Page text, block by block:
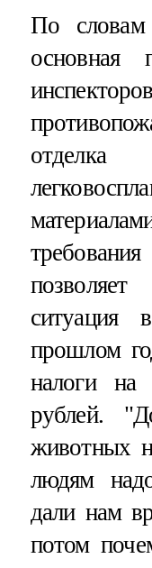
По словам
основная
позволяет
ситуация
прошлом
налоги
рублей.
животных
людям
дали нам
потом